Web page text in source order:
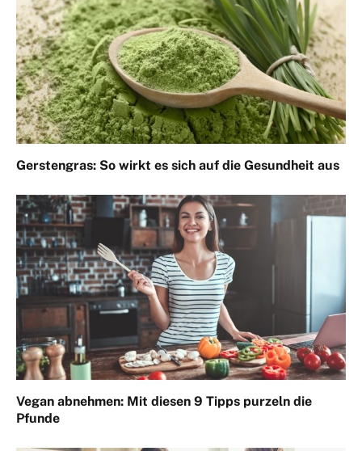
Gerstengras: So wirkt es sich auf die Gesundheit aus
Vegan abnehmen: Mit diesen 9 Tipps purzeln die
Pfunde